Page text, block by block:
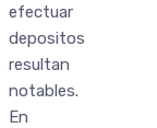
efectuar
depositos
resultan
notables.
En